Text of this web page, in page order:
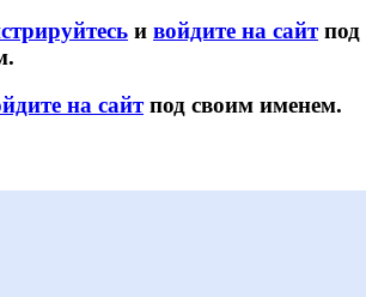
и войдите на сайтпод
на сайтпод своим именем.